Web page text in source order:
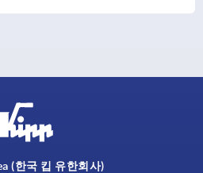
(한국 킵 유한회사)